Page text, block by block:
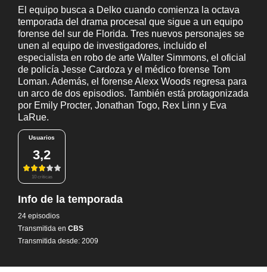
El equipo busca a Delko cuando comienza la octava
temporada del drama procesal que sigue a un equipo
forense del sur de Florida. Tres nuevos personajes se
unen al equipo de investigadores, incluido el
especialista en robo de arte Walter Simmons, el oficial
de policía Jesse Cardoza y el médico forense Tom
Loman. Además, el forense Alexx Woods regresa para
un arco de dos episodios. También está protagonizada
por Emily Procter, Jonathan Togo, Rex Linn y Eva
LaRue.
Usuarios
3,2
10 críticas
Info de la temporada
24 episodios
Transmitida en CBS
Transmitida desde: 2009